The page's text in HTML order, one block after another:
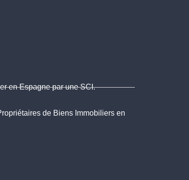
en Espagne par une SCI.
de Biens Immobiliers en